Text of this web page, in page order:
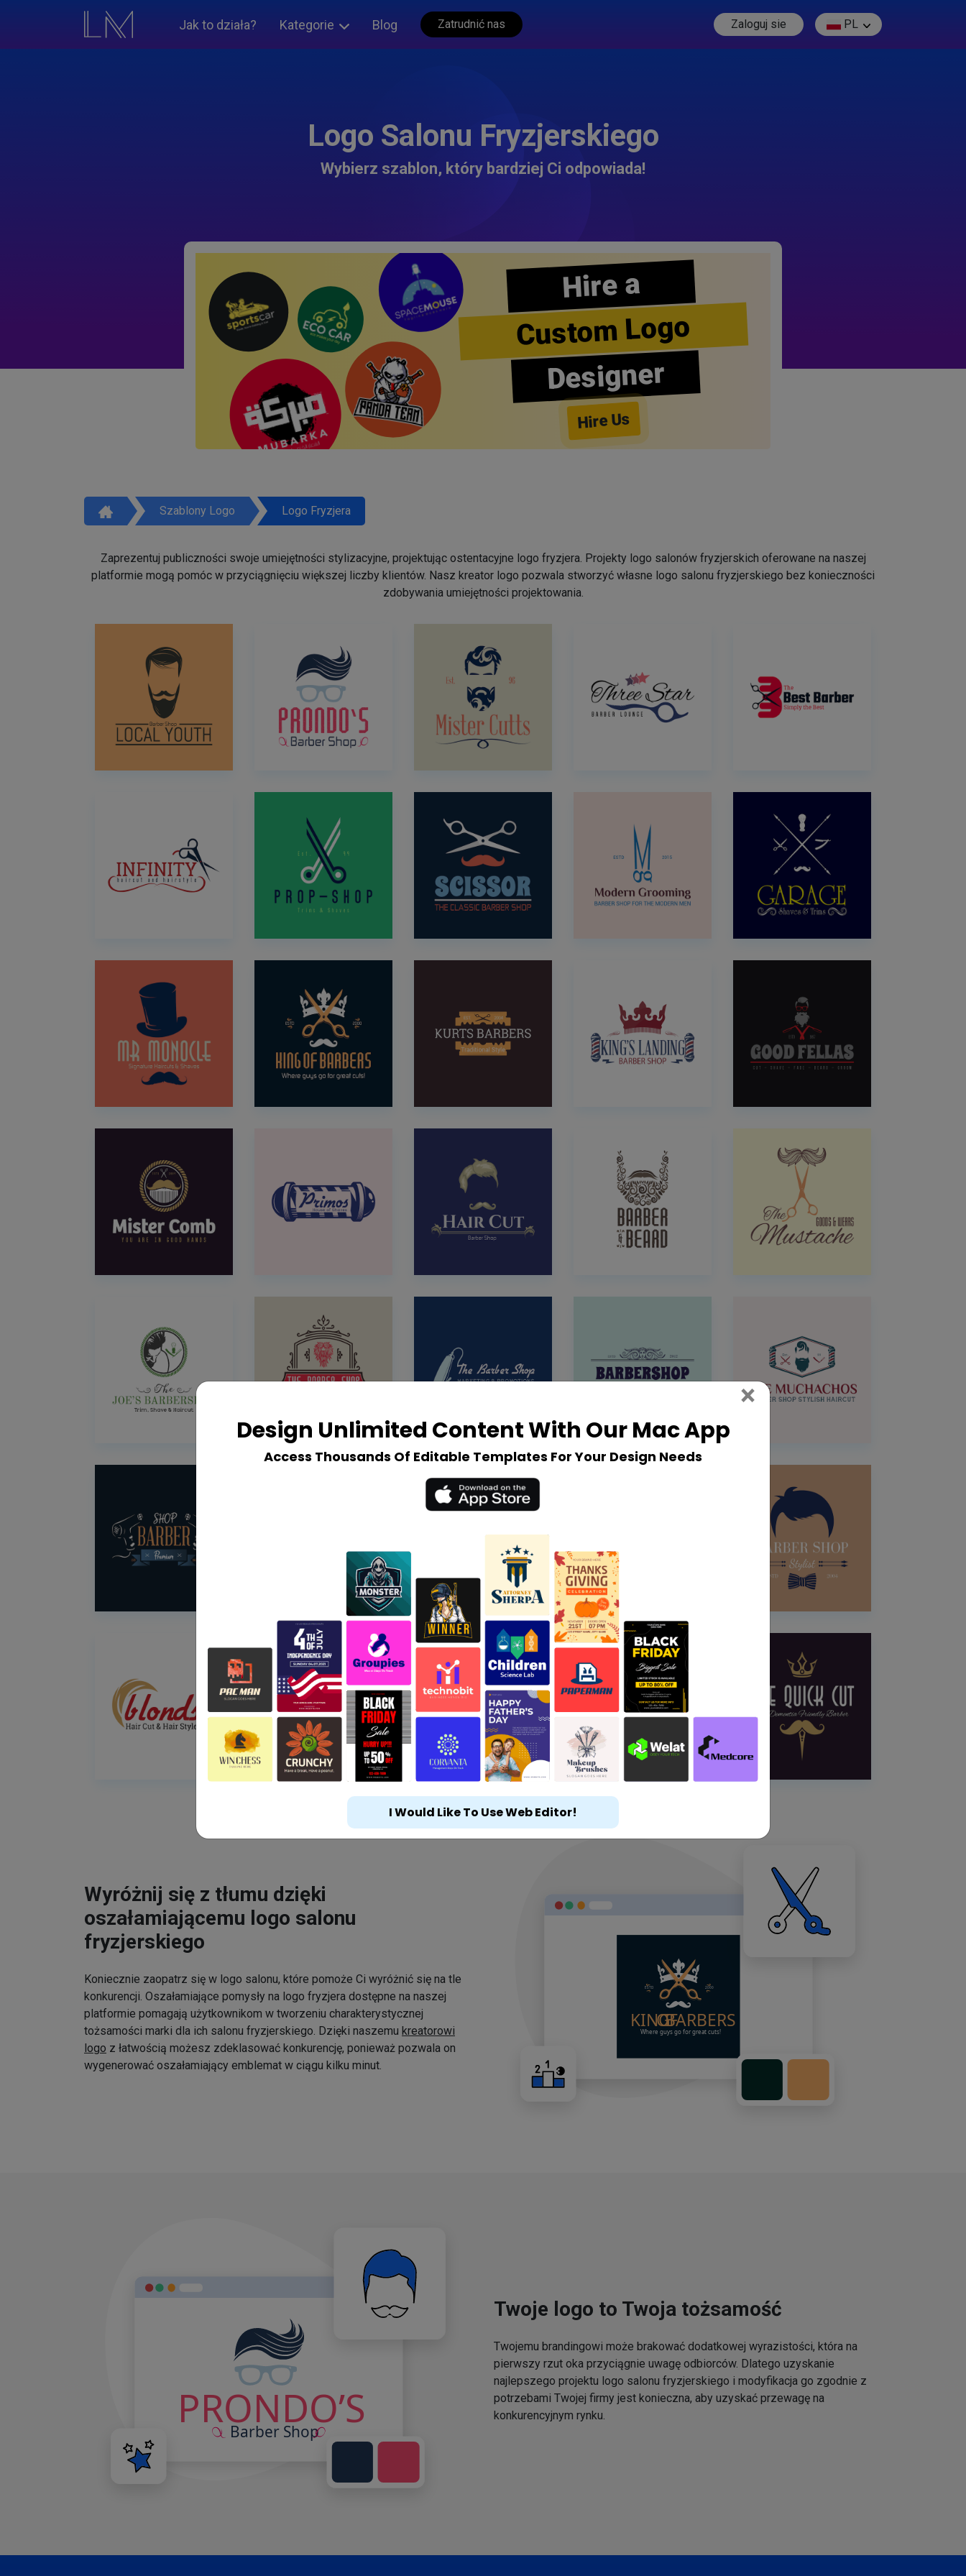
Jak to działa? Kategorie Blog Zatrudnić nas Zaloguj sie PL
Logo Salonu Fryzjerskiego
Wybierz szablon, który bardziej Ci odpowiada!
Hire a
Custom Logo
Designer
Hire Us
Szablony Logo Logo Fryzjera
Zaprezentuj publiczności swoje umiejętności stylizacyjne, projektując ostentacyjne logo fryzjera. Projekty logo salonów fryzjerskich oferowane na naszej
platformie mogą pomóc w przyciągnięciu większej liczby klientów. Nasz kreator logo pozwala stworzyć własne logo salonu fryzjerskiego bez konieczności
zdobywania umiejętności projektowania.
Wyróżnij się z tłumu dzięki
oszałamiającemu logo salonu
fryzjerskiego
Koniecznie zaopatrz się w logo salonu, które pomoże Ci wyróżnić się na tle
konkurencji. Oszałamiające pomysły na logo fryzjera dostępne na naszej
platformie pomagają użytkownikom w tworzeniu charakterystycznej
tożsamości marki dla ich salonu fryzjerskiego. Dzięki naszemu kreatorowi
logo z łatwością możesz zdeklasować konkurencję, ponieważ pozwala on
wygenerować oszałamiający emblemat w ciągu kilku minut.
Twoje logo to Twoja tożsamość
Twojemu brandingowi może brakować dodatkowej wyrazistości, która na
pierwszy rzut oka przyciągnie uwagę odbiorców. Dlatego uzyskanie
najlepszego projektu logo salonu fryzjerskiego i modyfikacja go zgodnie z
potrzebami Twojej firmy jest konieczna, aby uzyskać przewagę na
konkurencyjnym rynku.
Design Unlimited Content With Our Mac App
Access Thousands Of Editable Templates For Your Design Needs
× Close
I Would Like To Use Web Editor!